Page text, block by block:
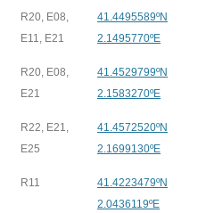
R20, E08,
E11, E21
41.4495589ºN
2.1495770ºE
R20, E08,
E21
41.4529799ºN
2.1583270ºE
R22, E21,
E25
41.4572520ºN
2.1699130ºE
R11
41.4223479ºN
2.0436119ºE